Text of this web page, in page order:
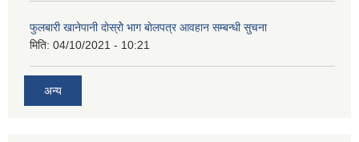
फुलबारी खानेपानी दाेस्राेे भाग बाेलपत्र आवहान सम्बन्धी सुचना
मिति: 04/10/2021 - 10:21
अन्य